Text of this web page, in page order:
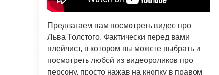
Предлагаем вам посмотреть видео про
Льва Толстого. Фактически перед вами
плейлист, в котором вы можете выбрать и
посмотреть любой из видеороликов про
персону, просто нажав на кнопку в правом